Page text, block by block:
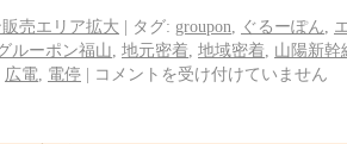
売エリア拡大 | タグ: groupon ぐるーぽん
ルーポン福山 地元密着 地域密着
山陽新幹
広電 電停 | コメントを受け付けていません